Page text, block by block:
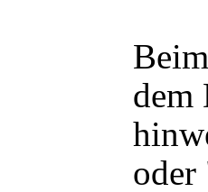
dem
oder